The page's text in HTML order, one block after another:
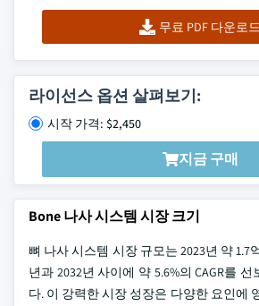
무료 PDF 다운로드
라이선스 옵션 살펴보기:
시작 가격: $2,450
지금 구매
Bone 나사 시스템 시장 크기
뼈 나사 시스템 시장 규모는 2023년 약 1.7
년과 2032년 사이에 약 5.6%의 CAGR를
다. 이 강력한 시장 성장은 다양한 요인에